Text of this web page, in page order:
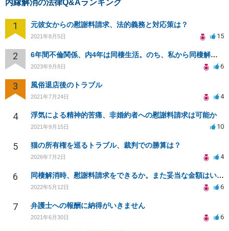
内縁解消の法律Q&Aランキング
1 元彼女からの慰謝料請求、法的義務と対応策は？
2021年8月5日 15
2 6年間不倫関係、内4年は同棲生活。のち、私から同棲解消し、手切れ金請求したい。
2023年9月8日 6
3 風俗退店後のトラブル
2021年7月24日 4
4 浮気による精神的苦痛、非婚約者への慰謝料請求は可能か
2021年9月15日 10
5 猫の所有権を巡るトラブル、裁判での勝算は？
2026年7月2日 4
6 同棲解消時、慰謝料請求をできるか。また妥当な金額はいくらか。
2022年5月12日 6
7 弁護士への報酬に納得がいきません
2021年6月30日 6